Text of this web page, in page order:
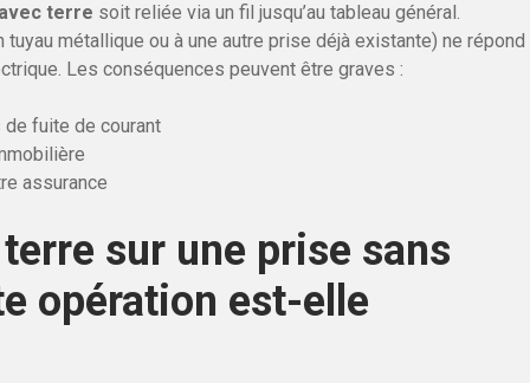
terre soit reliée via un fil jusqu’au tableau général.
métallique ou à une autre prise déjà existante) ne répond
Les conséquences peuvent être graves :
de fuite de courant
assurance
sur une prise sans
opération est-elle